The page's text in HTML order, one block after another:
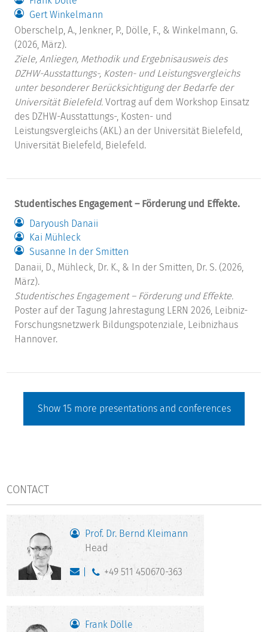
Gert Winkelmann
Oberschelp, A., Jenkner, P., Dölle, F., & Winkelmann, G.
(2026, März).
Ziele, Anliegen, Methodik und Ergebnisausweis des
DZHW-Ausstattungs-, Kosten- und Leistungsvergleichs
unter besonderer Berücksichtigung der Bedarfe der
Universität Bielefeld. Vortrag auf dem Workshop Einsatz
des DZHW-Ausstattungs-, Kosten- und
Leistungsvergleichs (AKL) an der Universität Bielefeld,
Universität Bielefeld, Bielefeld.
Studentisches Engagement – Förderung und Effekte.
Daryoush Danaii
Kai Mühleck
Susanne In der Smitten
Danaii, D., Mühleck, Dr. K., & In der Smitten, Dr. S. (2026,
März).
Studentisches Engagement – Förderung und Effekte.
Poster auf der Tagung Jahrestagung LERN 2026, Leibniz-
Forschungsnetzwerk Bildungspotenziale, Leibnizhaus
Hannover.
Show 15 more presentations and conferences
CONTACT
Prof. Dr. Bernd Kleimann
Head
+49 511 450670-363
Frank Dölle